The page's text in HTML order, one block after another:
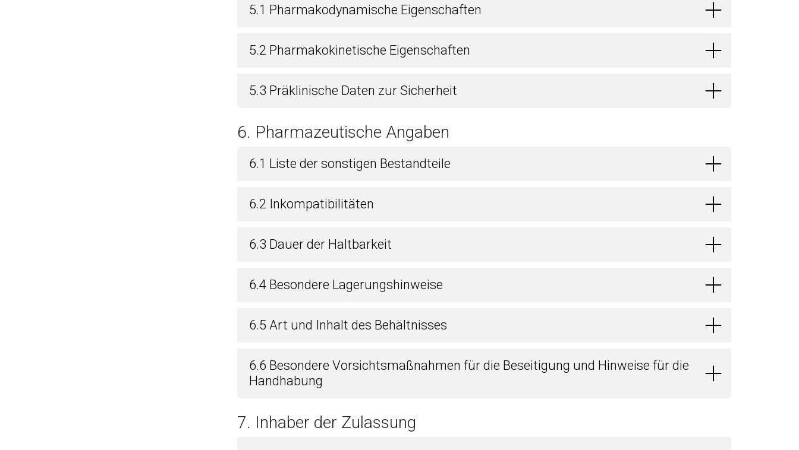
5.1 Pharmakodynamische Eigenschaften
5.2 Pharmakokinetische Eigenschaften
5.3 Präklinische Daten zur Sicherheit
6. Pharmazeutische Angaben
6.1 Liste der sonstigen Bestandteile
6.2 Inkompatibilitäten
6.3 Dauer der Haltbarkeit
6.4 Besondere Lagerungshinweise
6.5 Art und Inhalt des Behältnisses
6.6 Besondere Vorsichtsmaßnahmen für die Beseitigung und Hinweise für die
Handhabung
7. Inhaber der Zulassung